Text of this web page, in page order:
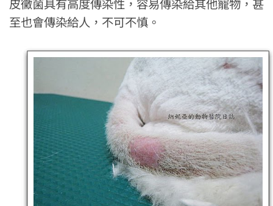
皮黴菌具有高度傳染性，容易傳染給其他寵物，甚
至也會傳染給人，不可不慎。